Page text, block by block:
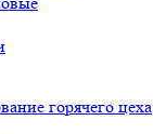
горячего цеха